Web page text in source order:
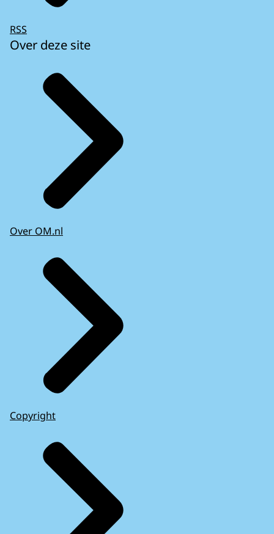
RSS
Over deze site
Over OM.nl
Copyright